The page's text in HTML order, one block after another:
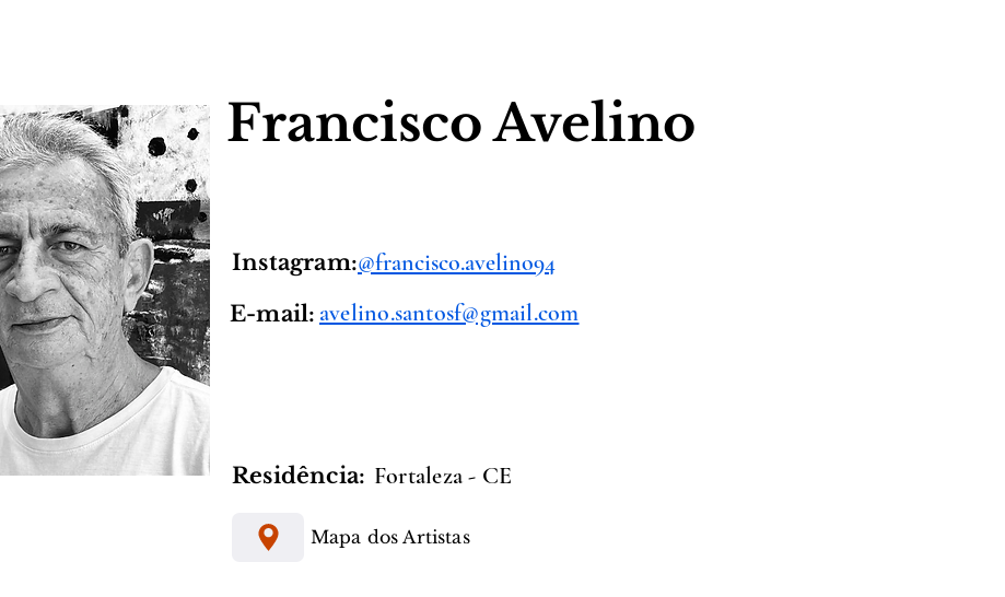
Francisco Avelino
Instagram:@francisco.avelino94
E-mail: avelino.santosf@gmail.com
Residência: Fortaleza - CE
Mapa dos Artistas